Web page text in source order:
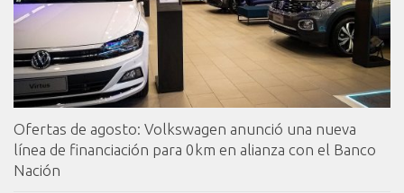
Ofertas de agosto: Volkswagen anunció una nueva
línea de financiación para 0km en alianza con el Banco
Nación